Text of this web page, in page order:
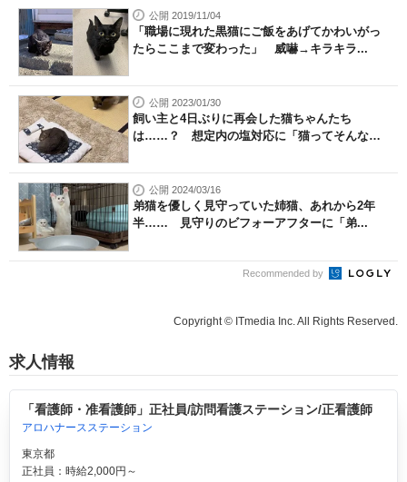
公開 2019/11/04
「職場に現れた黒猫にご飯をあげてかわいがっ
たらここまで変わった」 威嚇→キラキラ...
公開 2023/01/30
飼い主と4日ぶりに再会した猫ちゃんたち
は……？ 想定内の塩対応に「猫ってそんな
公開 2024/03/16
弟猫を優しく見守っていた姉猫、あれから2年
半…… 見守りのビフォーアフターに「弟...
Recommended by
Copyright © ITmedia Inc. All Rights Reserved.
求人情報
「看護師・准看護師」正社員/訪問看護ステーション/正看護師
アロハナースステーション
東京都
正社員：時給2,000円～